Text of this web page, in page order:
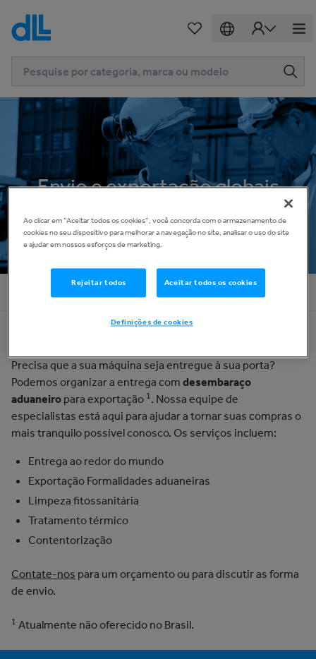
Envio e exportação globais
Precisa que a sua máquina seja entregue à sua porta?
Podemos organizar a entrega com desembaraço
aduaneiro para exportação 1. Nossa equipe de
especialistas está aqui para ajudar a tornar suas compras o
mais tranquilo possível conosco. Os serviços incluem:
Entrega ao redor do mundo
Exportação Formalidades aduaneiras
Limpeza fitossanitária
Tratamento térmico
Contentorização
Contate-nos para um orçamento ou para discutir as forma
de envio.
1 Atualmente não oferecido no Brasil.
Ao clicar em “Aceitar todos os cookies”, você concorda com o armazenamento de
cookies no seu dispositivo para melhorar a navegação no site, analisar o uso do site
e ajudar em nossos esforços de marketing.
Rejeitar todos Aceitar todos os cookies
Definições de cookies